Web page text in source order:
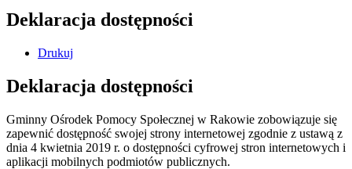
Deklaracja dostępności
Drukuj
Deklaracja dostępności
Gminny Ośrodek Pomocy Społecznej w Rakowie zobowiązuje się
zapewnić dostępność swojej strony internetowej zgodnie z ustawą z
dnia 4 kwietnia 2019 r. o dostępności cyfrowej stron internetowych i
aplikacji mobilnych podmiotów publicznych.